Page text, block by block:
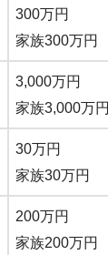
300万円
家族300万円
3,000万円
家族3,000万円
30万円
家族30万円
200万円
家族200万円